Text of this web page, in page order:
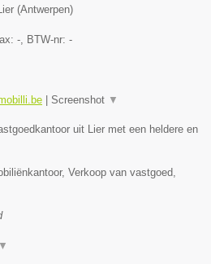
(Antwerpen)
- , BTW-nr: -
| Screenshot ▼
uit Lier met een heldere en
Verkoop van vastgoed,
▼